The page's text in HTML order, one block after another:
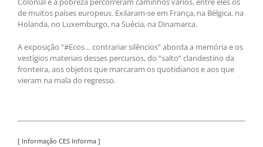
de muitos países europeus. Exilaram-se em França, na Bélgica, na
Holanda, no Luxemburgo, na Suécia, na Dinamarca.
A exposição “#Ecos… contrariar silêncios” aborda a memória e os
vestígios materiais desses percursos, do “salto” clandestino da
fronteira, aos objetos que marcaram os quotidianos e aos que
vieram na mala do regresso.
[ Informação CES Informa ]